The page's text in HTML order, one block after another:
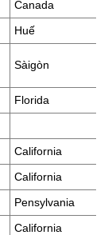
Canada
Huế
Sàigòn
Florida
California
California
Pensylvania
California